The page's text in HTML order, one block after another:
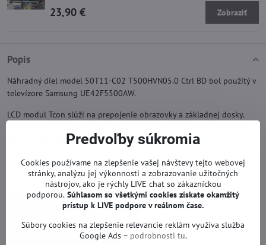
Popis
Náhradný diel model 50T11-C02 T500HVN05.0 Ctrl BD bol použitý v
televízore Samsung UE42F5500AW.
LCD modul Tcon slúži na prepojenie obrazovky a základnej dosky.
diely poskytujeme záruku 12 mesiacov.
T-con môže fungovať aj v iných TV modeloch. V prípade otázok Vám
radi poradíme.
Viac z kategórie
Náhradné diely | Samsung TV
T-con a iné | Samsung TV
23,90 € Zobraziť
Predvoľby súkromia
Cookies používame na zlepšenie vašej návštevy tejto webovej
stránky, analýzu jej výkonnosti a zobrazovanie užitočných
nástrojov, ako je rýchly LIVE chat so zákazníckou
podporou. Súhlasom so všetkými cookies získate okamžitý
prístup k LIVE podpore v reálnom čase.
Súbory cookies na zlepšenie relevancie reklám využíva služba
Google Ads – podrobnosti tu.